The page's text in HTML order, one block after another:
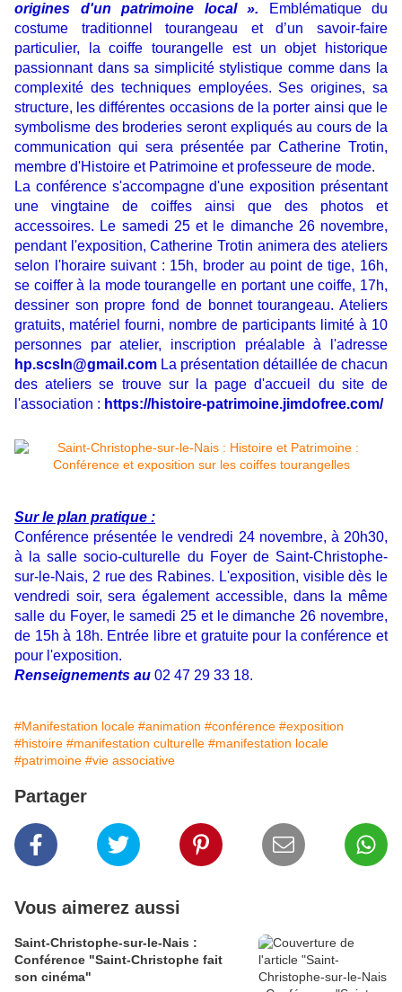
origines d'un patrimoine local ».
Emblématique du
costume traditionnel tourangeau et d’un savoir-faire
particulier, la coiffe tourangelle est un objet historique
passionnant dans sa simplicité stylistique comme dans la
complexité des techniques employées. Ses origines, sa
structure, les différentes occasions de la porter ainsi que le
symbolisme des broderies seront expliqués au cours de la
communication qui sera présentée par Catherine Trotin,
membre d'Histoire et Patrimoine et professeure de mode.
La conférence s'accompagne d'une exposition présentant
une vingtaine de coiffes ainsi que des photos et
accessoires. Le samedi 25 et le dimanche 26 novembre,
pendant l'exposition, Catherine Trotin animera des ateliers
selon l'horaire suivant : 15h, broder au point de tige, 16h,
se coiffer à la mode tourangelle en portant une coiffe, 17h,
dessiner son propre fond de bonnet tourangeau. Ateliers
gratuits, matériel fourni, nombre de participants limité à 10
personnes par atelier, inscription préalable à l'adresse
hp.scsln@gmail.com La présentation détaillée de chacun
des ateliers se trouve sur la page d'accueil du site de
l'association : https://histoire-patrimoine.jimdofree.com/
Sur le plan pratique :
Conférence présentée le vendredi 24 novembre, à 20h30,
à la salle socio-culturelle du Foyer de Saint-Christophe-
sur-le-Nais, 2 rue des Rabines. L'exposition, visible dès le
vendredi soir, sera également accessible, dans la même
salle du Foyer, le samedi 25 et le dimanche 26 novembre,
de 15h à 18h. Entrée libre et gratuite pour la conférence et
pour l'exposition.
Renseignements au 02 47 29 33 18.
#Manifestation locale #animation #conférence #exposition
#histoire #manifestation culturelle #manifestation locale
#patrimoine #vie associative
Partager
Vous aimerez aussi
Saint-Christophe-sur-le-Nais :
Conférence "Saint-Christophe fait
son cinéma"